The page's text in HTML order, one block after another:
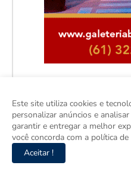
Facebook
Este site utiliza cookies e
personalizar anúncios e
garantir e entregar a melhor
você concorda com a política
Aceitar !